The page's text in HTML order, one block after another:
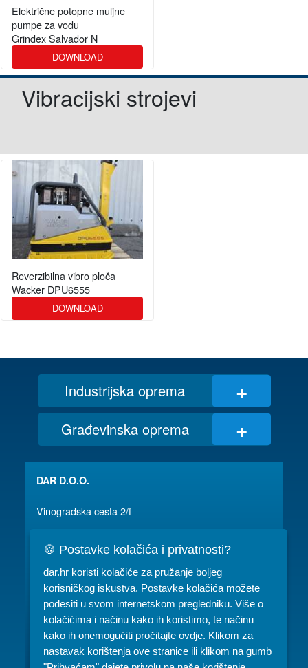
Električne potopne muljne
pumpe za vodu
Grindex Salvador N
DOWNLOAD
Vibracijski strojevi
Reverzibilna vibro ploča
Wacker DPU6555
DOWNLOAD
Industrijska oprema +
Građevinska oprema +
DAR D.O.O.
Vinogradska cesta 2/f
RADNO VRIJEME:
Komercijala: PON-PET 07-15h
Servis: PON-PET 07-15h
Najam: PON-PET 07-15h, SUB 08-10h
🍪 Postavke kolačića i privatnosti?
dar.hr koristi kolačiće za pružanje boljeg
korisničkog iskustva. Postavke kolačića možete
podesiti u svom internetskom pregledniku. Više o
kolačićima i načinu kako ih koristimo, te načinu
kako ih onemogućiti pročitajte ovdje. Klikom za
nastavak korištenja ove stranice ili klikom na gumb